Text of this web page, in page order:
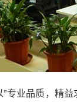
业品质，精益